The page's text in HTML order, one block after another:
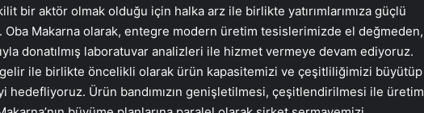
bir aktör olmak olduğu için halka arz ile birlikte yatırımlarımıza güçlü
Makarna olarak, entegre modern üretim tesislerimizde el değmeden,
donatılmış laboratuvar analizleri ile hizmet vermeye devam ediyoruz.
ile birlikte öncelikli olarak ürün kapasitemizi ve çeşitliliğimizi büyütüp
hedefliyoruz. Ürün bandımızın genişletilmesi, çeşitlendirilmesi ile üretim